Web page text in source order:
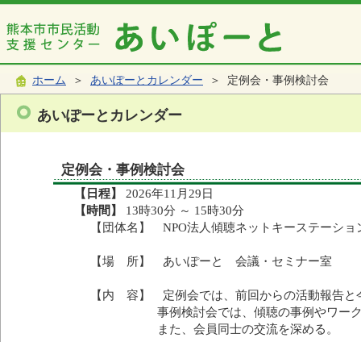
ホーム ＞ あいぽーとカレンダー ＞ 定例会・事例検討会
あいぽーとカレンダー
定例会・事例検討会
【日程】
2026年11月29日
【時間】
13時30分 ～ 15時30分
【団体名】 NPO法人傾聴ネットキーステーショ
【場 所】 あいぽーと 会議・セミナー室
【内 容】 定例会では、前回からの活動報告と
事例検討会では、傾聴の事例やワーク等
また、会員同士の交流を深める。